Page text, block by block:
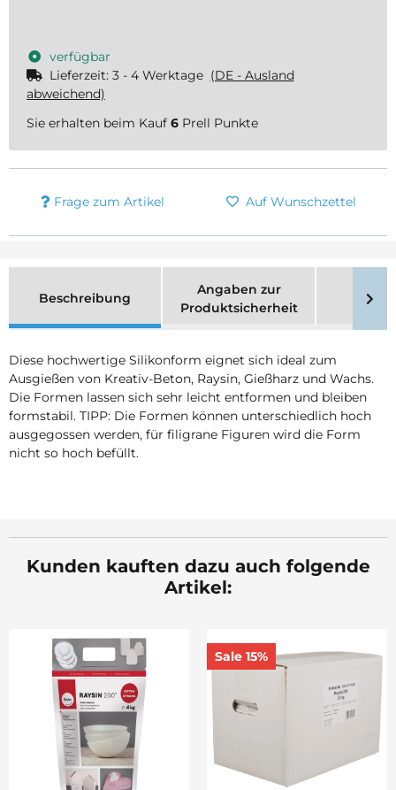
verfügbar
Lieferzeit: 3 - 4 Werktage (DE - Ausland
abweichend)
Sie erhalten beim Kauf 6 Prell Punkte
Frage zum Artikel Auf Wunschzettel
Beschreibung
Angaben zur
Produktsicherheit
Diese hochwertige Silikonform eignet sich ideal zum
Ausgießen von Kreativ-Beton, Raysin, Gießharz und Wachs.
Die Formen lassen sich sehr leicht entformen und bleiben
formstabil. TIPP: Die Formen können unterschiedlich hoch
ausgegossen werden, für filigrane Figuren wird die Form
nicht so hoch befüllt.
Kunden kauften dazu auch folgende
Artikel:
Sale 15%